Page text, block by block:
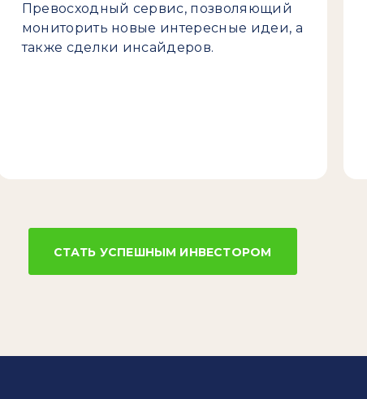
Превосходный сервис, позволяющий
мониторить новые интересные идеи, а
также сделки инсайдеров.
СТАТЬ УСПЕШНЫМ ИНВЕСТОРОМ